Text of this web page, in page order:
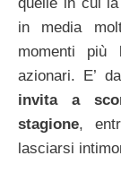
quelle in cui
in media
momenti
azionari. E’
invita a
stagione,
lasciarsi